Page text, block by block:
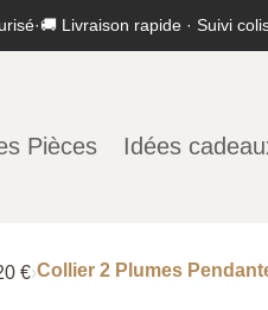
·🚚 Livraison rapide · Suivi
Pièces Idées
€›Collier 2 Plumes